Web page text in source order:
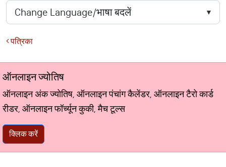
पत्रिका
ऑनलाइन ज्योतिष
ऑनलाइन अंक ज्योतिष, ऑनलाइन पंचांग कैलेंडर, ऑनलाइन टैरो कार्ड
रीडर, ऑनलाइन फॉर्च्यून कुकी, मैच टूल्स
क्लिक करें